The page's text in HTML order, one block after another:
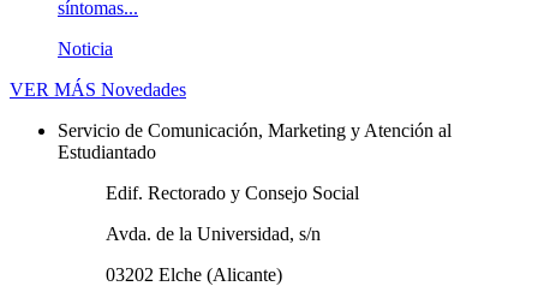
síntomas...
Noticia
VER MÁS Novedades
Servicio de Comunicación, Marketing y Atención al
Estudiantado
Edif. Rectorado y Consejo Social
Avda. de la Universidad, s/n
03202 Elche (Alicante)